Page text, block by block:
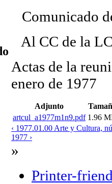
Comunicado
Al CC de la
Actas de la
enero de 1977
Adjunto
artcul_a1977m1n9.pdf 1.96
‹ 1977.01.00 Arte y Cultura,
1977 ›
»
Printer-